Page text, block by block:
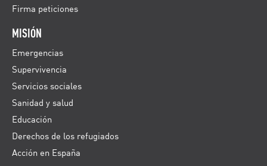
Firma peticiones
MISIÓN
Emergencias
Supervivencia
Servicios sociales
Sanidad y salud
Educación
Derechos de los refugiados
Acción en España